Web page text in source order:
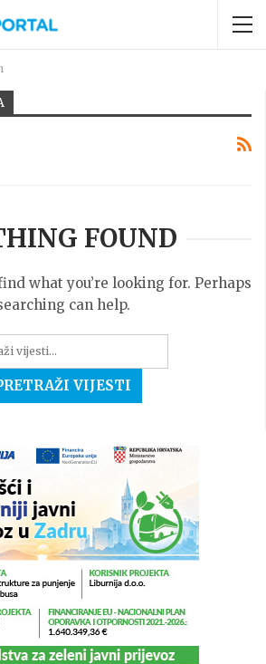
FOUND
what you’re looking for. Perhaps
can help.